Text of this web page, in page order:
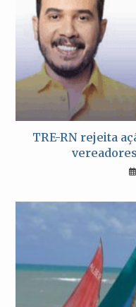
TRE-RN rejeita